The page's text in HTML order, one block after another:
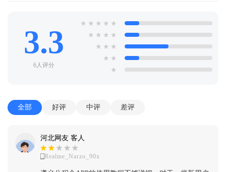
3.3
6人评分
★ ★ ★ ★ ★
★ ★ ★ ★
★ ★ ★
★ ★
★
全部 好评 中评 差评
河北网友 客人
Realme_Narzo_90x